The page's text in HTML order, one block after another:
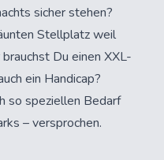
sicher stehen?
Stellplatz weil
Du einen XXL-
ein Handicap?
so speziellen Bedarf
– versprochen.